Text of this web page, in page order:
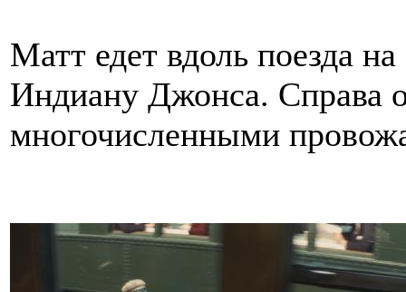
Матт едет вдоль поезда
Индиану Джонса. Справа
многочисленными